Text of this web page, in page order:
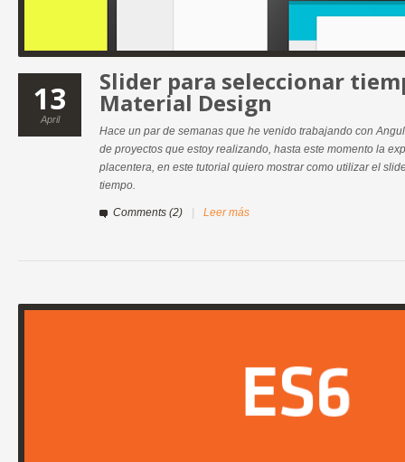
13
April
Slider para seleccionar
Material Design
Hace un par de semanas que he venido trabajando con
de proyectos que estoy realizando, hasta este momento la
placentera, en este tutorial quiero mostrar como utilizar el
tiempo.
Comments (2) Leer más